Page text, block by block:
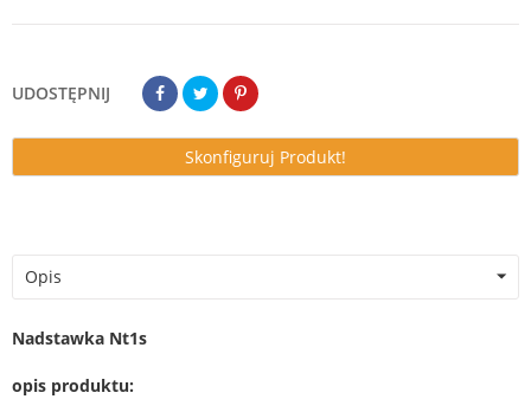
UDOSTĘPNIJ
Skonfiguruj Produkt!
Opis
Nadstawka Nt1s
opis produktu: